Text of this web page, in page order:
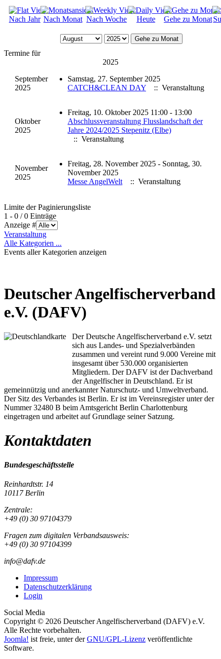
Nach Jahr Nach Monat Nach Woche Heute Gehe zu Monat
Gehe zu Monat
Termine für
2025
September
2025
Samstag, 27. September 2025
CATCH&CLEAN DAY
:: Veranstaltung
Oktober
2025
Freitag, 10. Oktober 2025 11:00 - 13:00
Abschlussveranstaltung Flusslandschaft der
Jahre 2024/2025 Stepenitz (Elbe)
:: Veranstaltung
November
2025
Freitag, 28. November 2025 - Sonntag, 30.
November 2025
Messe AngelWelt
:: Veranstaltung
Limite der Paginierungsliste
1 - 0 / 0 Einträge
Anzeige #
Veranstaltung
Alle Kategorien ...
Events aller Kategorien anzeigen
Deutscher Angelfischerverband
e.V. (DAFV)
Der Deutsche Angelfischerverband e.V. setzt
sich aus Landes- und Spezialverbänden
zusammen und vereint rund 9.000 Vereine mit
insgesamt über 530.000 organisierten
Mitgliedern. Der DAFV ist der Dachverband
der Angelfischer in Deutschland. Er ist
gemeinnützig und anerkannter Naturschutz- und Umweltverband.
Der Sitz des Verbandes ist Berlin. Er ist im Vereinsregister unter der
Nummer 32480 B beim Amtsgericht Berlin Charlottenburg
eingetragen und arbeitet auf Grundlage seiner Satzung.
Kontaktdaten
Bundesgeschäftsstelle
Reinhardtstr. 14
10117 Berlin
Zentrale:
+49 (0) 30 97104379
Fragen zum digitalen Verbandsausweis:
+49 (0) 30 97104399
info@dafv.de
Impressum
Datenschutzerklärung
Login
Social Media
Copyright © 2026 Deutscher Angelfischerverband (DAFV) e.V.
Alle Rechte vorbehalten.
Joomla! ist freie, unter derGNU/GPL-Lizenz veröffentlichte
Software.